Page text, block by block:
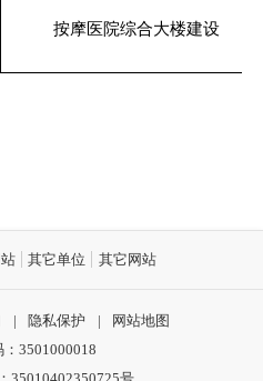
按摩医院综合大楼建设
其它单位 其它网站
| 隐私保护 |
网站地图
：3501000018